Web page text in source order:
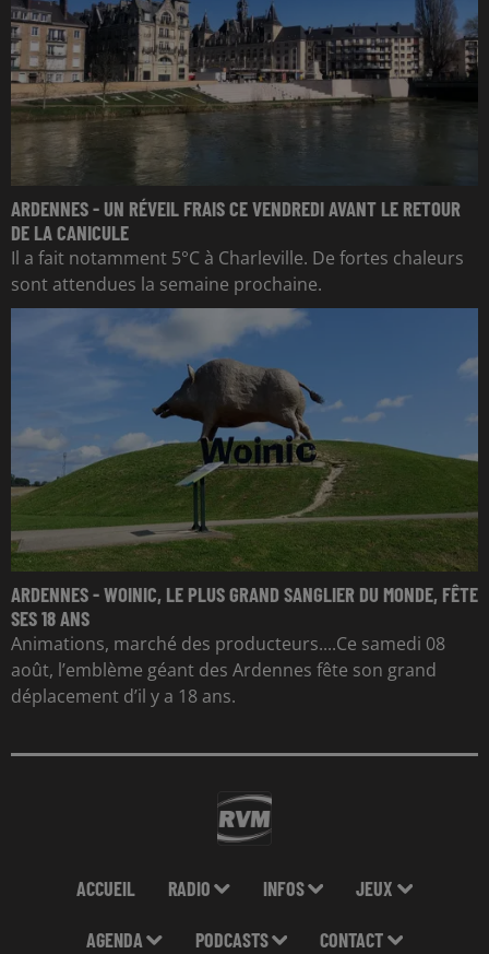
ARDENNES - UN RÉVEIL FRAIS CE VENDREDI AVANT LE RETOUR
DE LA CANICULE
Il a fait notamment 5°C à Charleville. De fortes chaleurs
sont attendues la semaine prochaine.
ARDENNES - WOINIC, LE PLUS GRAND SANGLIER DU MONDE, FÊTE
SES 18 ANS
Animations, marché des producteurs....Ce samedi 08
août, l’emblème géant des Ardennes fête son grand
déplacement d’il y a 18 ans.
ACCUEIL RADIO INFOS JEUX
AGENDA PODCASTS CONTACT